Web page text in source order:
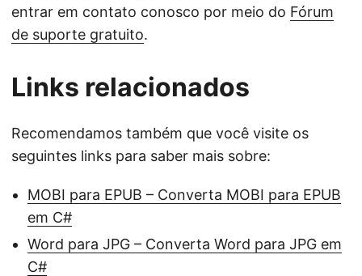
entrar em contato conosco por meio do Fórum
de suporte gratuito.
Links relacionados
Recomendamos também que você visite os
seguintes links para saber mais sobre:
MOBI para EPUB – Converta MOBI para EPUB
em C#
Word para JPG – Converta Word para JPG em
C#